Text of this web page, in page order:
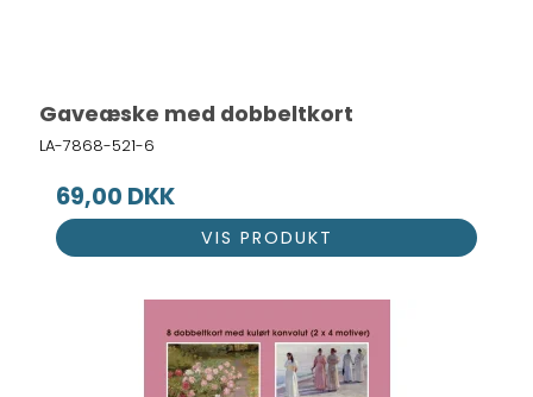
Gaveæske med dobbeltkort
LA-7868-521-6
69,00 DKK
VIS PRODUKT